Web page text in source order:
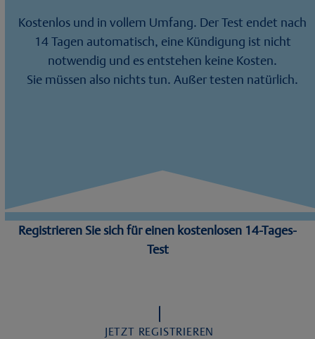
Kostenlos und in vollem Umfang. Der Test endet nach
14 Tagen automatisch, eine Kündigung ist nicht
notwendig und es entstehen keine Kosten.
Sie müssen also nichts tun. Außer testen natürlich.
Registrieren Sie sich für einen kostenlosen 14-Tages-
Test
JETZT REGISTRIEREN